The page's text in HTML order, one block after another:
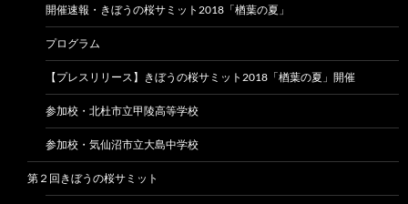
開催速報・きぼうの桜サミット2018「楢葉の夏」
プログラム
【プレスリリース】きぼうの桜サミット2018「楢葉の夏」開催
参加校・北杜市立甲陵高等学校
参加校・気仙沼市立大島中学校
第２回きぼうの桜サミット